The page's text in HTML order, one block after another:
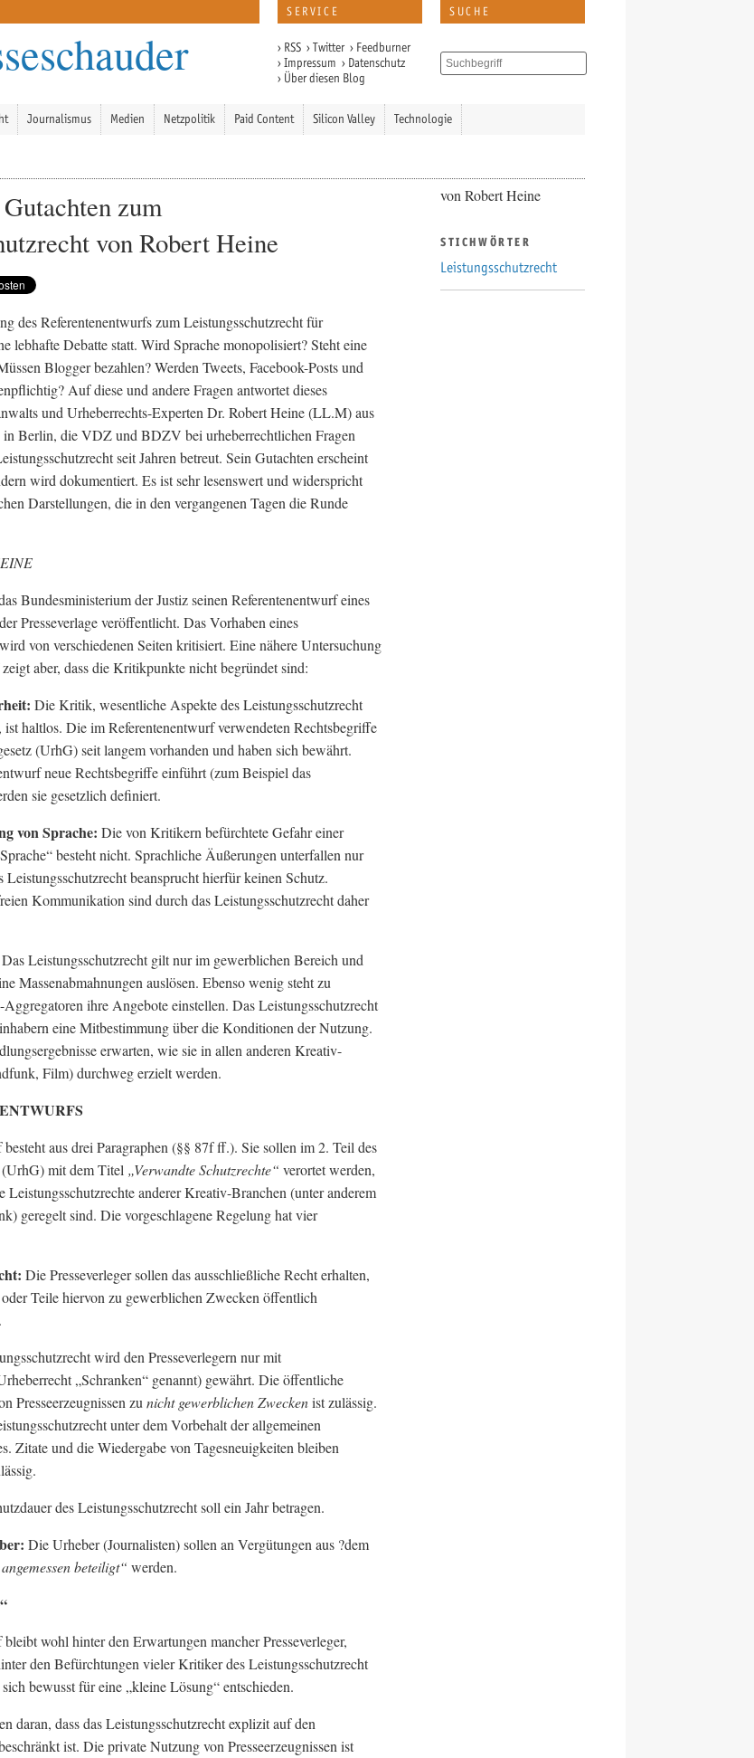
SERVICE
› RSS ›Twitter › Feedburner
›Impressum › Datenschutz
› Über diesen Blog
SUCHE
Journalismus Medien Netzpolitik Paid Content Silicon Valley Technologie
zum
von Robert Heine
des Referentenentwurfs zum Leistungsschutzrecht für
lebhafte Debatte statt. Wird Sprache monopolisiert? Steht eine
Blogger bezahlen? Werden Tweets, Facebook-Posts und
Auf diese und andere Fragen antwortet dieses
und Urheberrechts-Experten Dr. Robert Heine (LL.M) aus
Berlin, die VDZ und BDZV bei urheberrechtlichen Fragen
seit Jahren betreut. Sein Gutachten erscheint
wird dokumentiert. Es ist sehr lesenswert und widerspricht
Darstellungen, die in den vergangenen Tagen die Runde
Bundesministerium der Justiz seinen Referentenentwurf eines
Presseverlage veröffentlicht. Das Vorhaben eines
von verschiedenen Seiten kritisiert. Eine nähere Untersuchung
aber, dass die Kritikpunkte nicht begründet sind:
Die Kritik, wesentliche Aspekte des Leistungsschutzrecht
haltlos. Die im Referentenentwurf verwendeten Rechtsbegriffe
(UrhG) seit langem vorhanden und haben sich bewährt.
neue Rechtsbegriffe einführt (zum Beispiel das
sie gesetzlich definiert.
von Sprache: Die von Kritikern befürchtete Gefahr einer
besteht nicht. Sprachliche Äußerungen unterfallen nur
Leistungsschutzrecht beansprucht hierfür keinen Schutz.
Kommunikation sind durch das Leistungsschutzrecht daher
Das Leistungsschutzrecht gilt nur im gewerblichen Bereich und
Massenabmahnungen auslösen. Ebenso wenig steht zu
ihre Angebote einstellen. Das Leistungsschutzrecht
eine Mitbestimmung über die Konditionen der Nutzung.
erwarten, wie sie in allen anderen Kreativ-
Film) durchweg erzielt werden.
aus drei Paragraphen (§§ 87f ff.). Sie sollen im 2. Teil des
(UrhG) mit dem Titel „Verwandte Schutzrechte“ verortet werden,
Leistungsschutzrechte anderer Kreativ-Branchen (unter anderem
geregelt sind. Die vorgeschlagene Regelung hat vier
Die Presseverleger sollen das ausschließliche Recht erhalten,
oder Teile hiervon zu gewerblichen Zwecken öffentlich
wird den Presseverlegern nur mit
„Schranken“ genannt) gewährt. Die öffentliche
Presseerzeugnissen zu nicht gewerblichen Zweckenist zulässig.
unter dem Vorbehalt der allgemeinen
Zitate und die Wiedergabe von Tagesneuigkeiten bleiben
des Leistungsschutzrecht soll ein Jahr betragen.
Die Urheber (Journalisten) sollen an Vergütungen aus ?dem
beteiligt“ werden.
wohl hinter den Erwartungen mancher Presseverleger,
den Befürchtungen vieler Kritiker des Leistungsschutzrecht
bewusst für eine „kleine Lösung“ entschieden.
daran, dass das Leistungsschutzrecht explizit auf den
ist. Die private Nutzung von Presseerzeugnissen ist
von Robert Heine
STICHWÖRTER
Leistungsschutzrecht